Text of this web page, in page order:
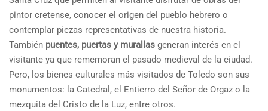
pintor cretense, conocer el origen del pueblo hebrero o
contemplar piezas representativas de nuestra historia.
También puentes, puertas y murallas generan interés en el
visitante ya que rememoran el pasado medieval de la ciudad.
Pero, los bienes culturales más visitados de Toledo son sus
monumentos: la Catedral, el Entierro del Señor de Orgaz o la
mezquita del Cristo de la Luz, entre otros.